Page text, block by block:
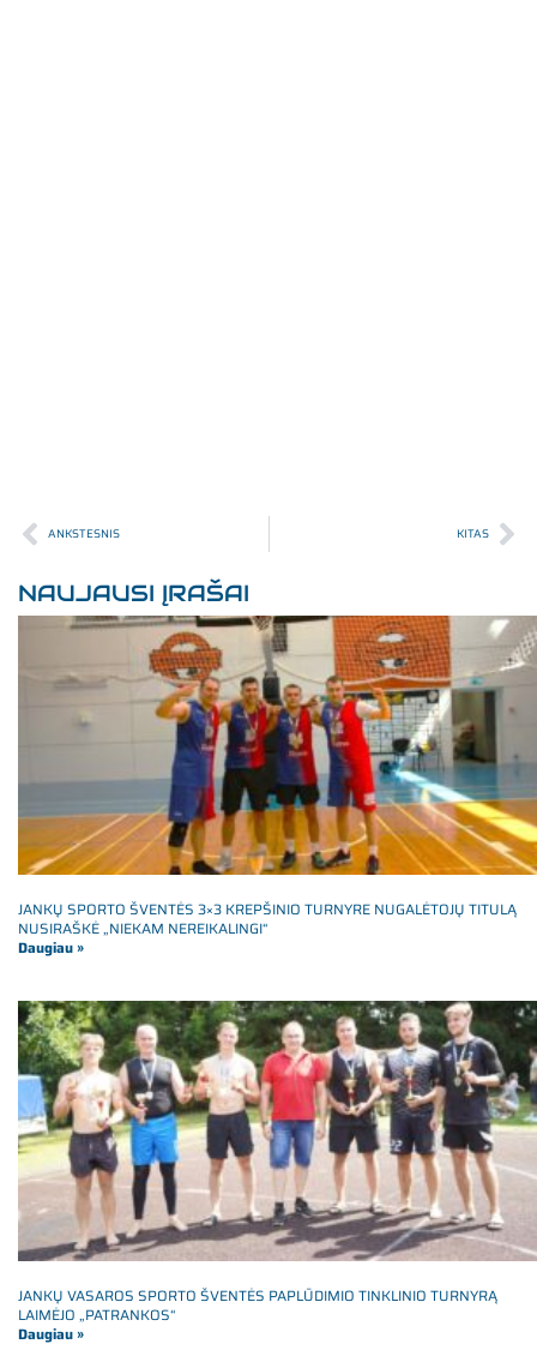
ANKSTESNIS KITAS
NAUJAUSI ĮRAŠAI
JANKŲ SPORTO ŠVENTĖS 3×3 KREPŠINIO TURNYRE NUGALĖTOJŲ TITULĄ
NUSIRAŠKĖ „NIEKAM NEREIKALINGI“
Daugiau »
JANKŲ VASAROS SPORTO ŠVENTĖS PAPLŪDIMIO TINKLINIO TURNYRĄ
LAIMĖJO „PATRANKOS“
Daugiau »